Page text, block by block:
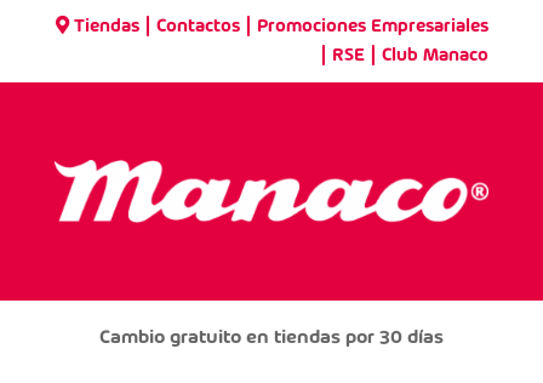
Tiendas |Contactos Promociones Empresariales
RSE |Club Manaco
Cambio gratuito en tiendas por 30 días